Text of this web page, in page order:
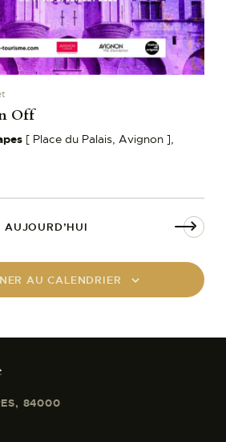
Off
[ Place du Palais, Avignon ],
AUJOURD’HUI
AU CALENDRIER
84000